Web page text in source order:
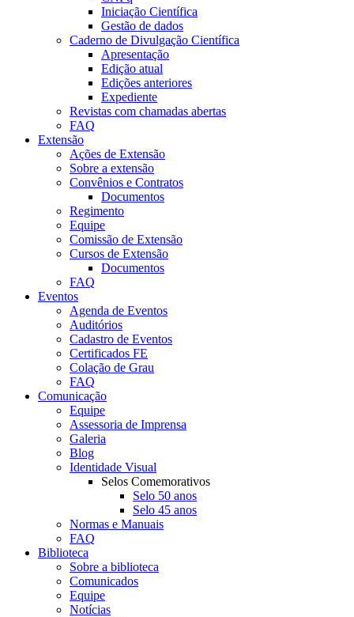
Iniciação Científica
Gestão de dados
Caderno de Divulgação Científica
Apresentação
Edição atual
Edições anteriores
Expediente
Revistas com chamadas abertas
FAQ
Extensão
Ações de Extensão
Sobre a extensão
Convênios e Contratos
Documentos
Regimento
Equipe
Comissão de Extensão
Cursos de Extensão
Documentos
FAQ
Eventos
Agenda de Eventos
Auditórios
Cadastro de Eventos
Certificados FE
Colação de Grau
FAQ
Comunicação
Equipe
Assessoria de Imprensa
Galeria
Blog
Identidade Visual
Selos Comemorativos
Selo 50 anos
Selo 45 anos
Normas e Manuais
FAQ
Biblioteca
Sobre a biblioteca
Comunicados
Equipe
Notícias